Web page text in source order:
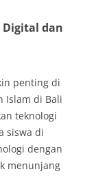
dan
penting di
Islam di Bali
teknologi
siswa di
dengan
menunjang